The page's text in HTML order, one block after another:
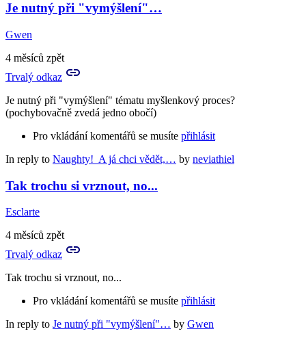
Je nutný při "vymýšlení"…
Gwen
4 měsíců zpět
Trvalý odkaz
Je nutný při "vymýšlení" tématu myšlenkový proces?
(pochybovačně zvedá jedno obočí)
Pro vkládání komentářů se musíte přihlásit
In reply to Naughty! A já chci vědět,… by neviathiel
Tak trochu si vrznout, no...
Esclarte
4 měsíců zpět
Trvalý odkaz
Tak trochu si vrznout, no...
Pro vkládání komentářů se musíte přihlásit
In reply to Je nutný při "vymýšlení"… by Gwen